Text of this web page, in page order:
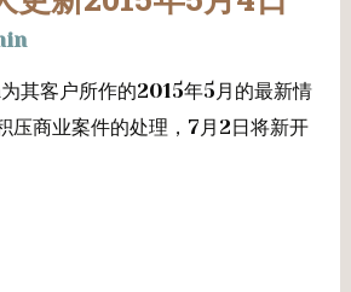
其客户所作的2015年5月的最新情
压商业案件的处理，7月2日将新开